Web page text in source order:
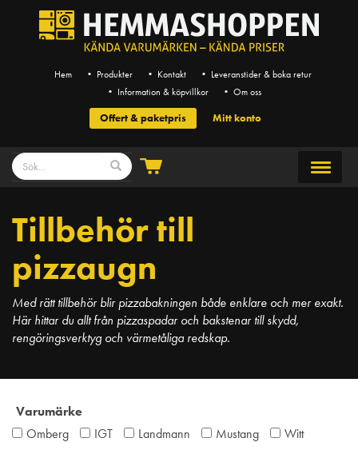
Hem • Produkter • Kontakt
• Leveranstider & boka retur
• Information & köpvillkor
• Om oss
Offert & paketpris Mitt konto
Tillbehör till
pizzaugn
Med rätt tillbehör blir pizzabakningen både enklare och mer exakt.
Här hittar du allt från pizzaspadar och bakstenar till skydd,
rengöringsverktyg och värmetåliga redskap.
Varumärke
Omberg
IGT Landmann Mustang
Witt